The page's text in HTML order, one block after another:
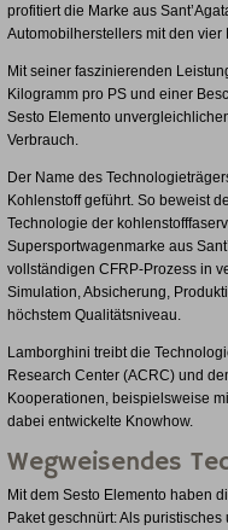
profitiert die Marke aus
Automobilherstellers mit den vier
Mit seiner faszinierenden
Kilogramm pro PS und einer
Sesto Elemento
Verbrauch.
Der Name des
Kohlenstoff geführt. So beweist
Technologie der
Supersportwagenmarke aus
vollständigen CFRP-Prozess in
Simulation, Absicherung,
höchstem Qualitätsniveau.
Lamborghini treibt die
Research Center (ACRC) und
Kooperationen, beispielsweise
dabei entwickelte Knowhow.
Wegweisendes
Mit dem Sesto Elemento haben
Paket geschnürt: Als